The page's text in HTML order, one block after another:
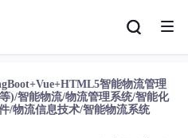
智能物流管理
)/智能物流/物流管理系统/智能化
/物流信息技术/智能物流系统